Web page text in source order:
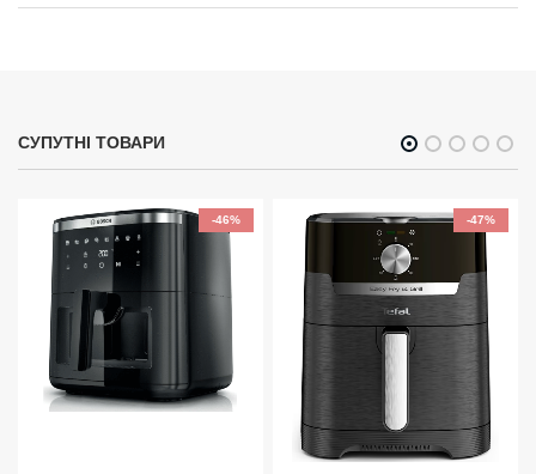
СУПУТНІ ТОВАРИ
-46% -47%